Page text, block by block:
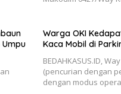
Warga OKI
Kaca Mobil di
BEDAHKASUS.ID,
(pencurian dengan
dengan modus